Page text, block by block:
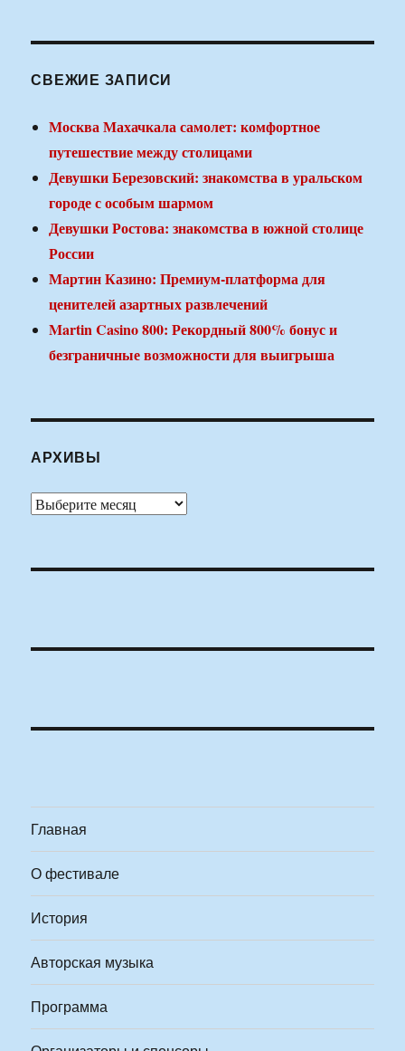
СВЕЖИЕ ЗАПИСИ
Москва Махачкала самолет: комфортное
путешествие между столицами
Девушки Березовский: знакомства в уральском
городе с особым шармом
Девушки Ростова: знакомства в южной столице
России
Мартин Казино: Премиум-платформа для
ценителей азартных развлечений
Martin Casino 800: Рекордный 800% бонус и
безграничные возможности для выигрыша
АРХИВЫ
Архивы
Главная
О фестивале
История
Авторская музыка
Программа